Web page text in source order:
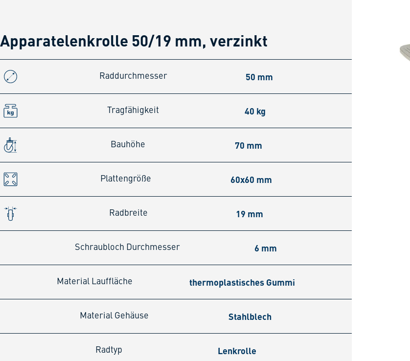
Apparatelenkrolle 50/19 mm, verzinkt
Raddurchmesser 50 mm
Tragfähigkeit 40 kg
Bauhöhe 70 mm
Plattengröße 60x60 mm
Radbreite 19 mm
Schraubloch Durchmesser 6 mm
Material Lauffläche thermoplastisches Gummi
Material Gehäuse Stahlblech
Radtyp Lenkrolle